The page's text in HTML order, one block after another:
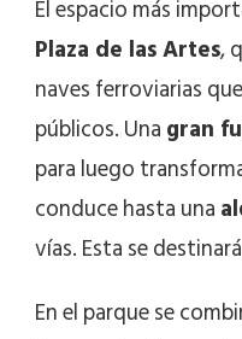
El espacio más
Plaza de las Artes,
naves ferroviarias
públicos. Unagran
para luego
conduce hasta una
vías. Esta se
En el parque se